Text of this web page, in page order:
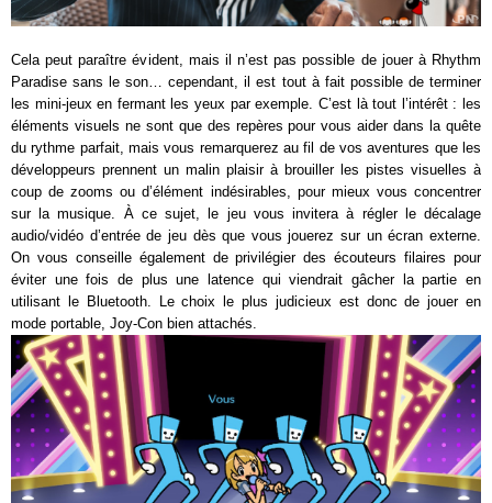
Cela peut paraître évident, mais il n’est pas possible de jouer à Rhythm
Paradise sans le son… cependant, il est tout à fait possible de terminer
les mini-jeux en fermant les yeux par exemple. C’est là tout l’intérêt : les
éléments visuels ne sont que des repères pour vous aider dans la quête
du rythme parfait, mais vous remarquerez au fil de vos aventures que les
développeurs prennent un malin plaisir à brouiller les pistes visuelles à
coup de zooms ou d’élément indésirables, pour mieux vous concentrer
sur la musique. À ce sujet, le jeu vous invitera à régler le décalage
audio/vidéo d’entrée de jeu dès que vous jouerez sur un écran externe.
On vous conseille également de privilégier des écouteurs filaires pour
éviter une fois de plus une latence qui viendrait gâcher la partie en
utilisant le Bluetooth. Le choix le plus judicieux est donc de jouer en
mode portable, Joy-Con bien attachés.